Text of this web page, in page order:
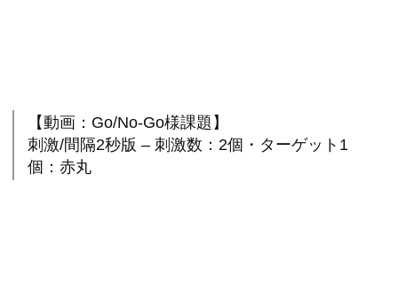
【動画：Go/No-Go様課題】
刺激/間隔2秒版 – 刺激数：2個・ターゲット1
個：赤丸